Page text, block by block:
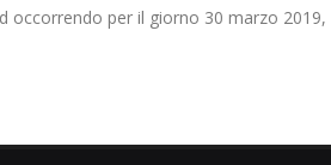
occorrendo per il giorno 30 marzo 2019,